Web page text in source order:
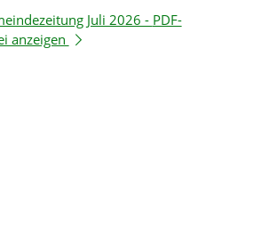
Juli 2026 - PDF-
anzeigen